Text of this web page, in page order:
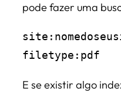
pode fazer uma
filetype:pdf
E se existir algo